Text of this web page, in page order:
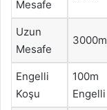
Mesafe
Uzun
Mesafe
3000m
Engelli
Koşu
100m
Engelli